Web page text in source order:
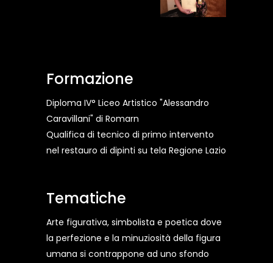
Formazione
Diploma IV° Liceo Artistico "Alessandro
Caravillani" di Romarn
Qualifica di tecnico di primo intervento
nel restauro di dipinti su tela Regione Lazio
Tematiche
Arte figurativa, simbolista e poetica dove
la perfezione e la minuziosità della figura
umana si contrappone ad uno sfondo